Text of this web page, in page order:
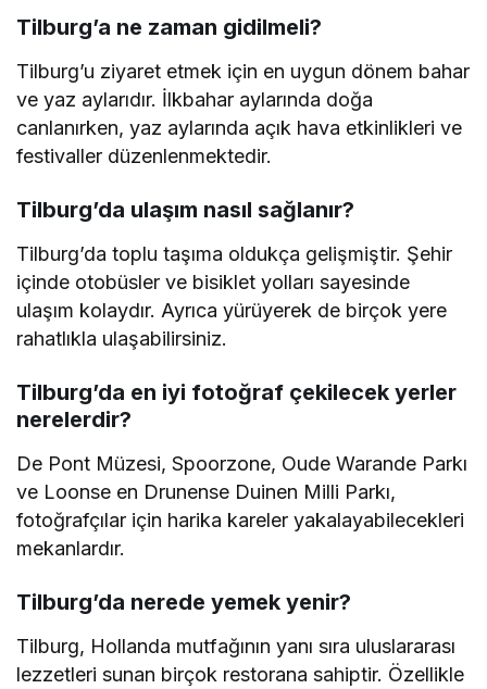
Tilburg’a ne zaman gidilmeli?
Tilburg’u ziyaret etmek için en uygun dönem bahar
ve yaz aylarıdır. İlkbahar aylarında doğa
canlanırken, yaz aylarında açık hava etkinlikleri ve
festivaller düzenlenmektedir.
Tilburg’da ulaşım nasıl sağlanır?
Tilburg’da toplu taşıma oldukça gelişmiştir. Şehir
içinde otobüsler ve bisiklet yolları sayesinde
ulaşım kolaydır. Ayrıca yürüyerek de birçok yere
rahatlıkla ulaşabilirsiniz.
Tilburg’da en iyi fotoğraf çekilecek yerler
nerelerdir?
De Pont Müzesi, Spoorzone, Oude Warande Parkı
ve Loonse en Drunense Duinen Milli Parkı,
fotoğrafçılar için harika kareler yakalayabilecekleri
mekanlardır.
Tilburg’da nerede yemek yenir?
Tilburg, Hollanda mutfağının yanı sıra uluslararası
lezzetleri sunan birçok restorana sahiptir. Özellikle